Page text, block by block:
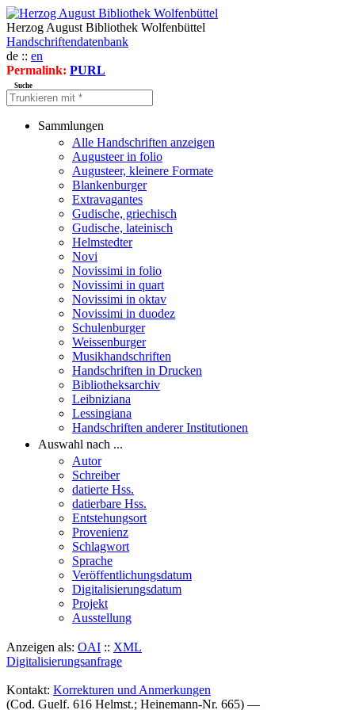
Herzog August Bibliothek Wolfenbüttel
Handschriftendatenbank
de :: en
Permalink: PURL
Suche
Sammlungen
Alle Handschriften anzeigen
Augusteer in folio
Augusteer, kleinere Formate
Blankenburger
Extravagantes
Gudische, griechisch
Gudische, lateinisch
Helmstedter
Novi
Novissimi in folio
Novissimi in quart
Novissimi in oktav
Novissimi in duodez
Schulenburger
Weissenburger
Musikhandschriften
Handschriften in Drucken
Bibliotheksarchiv
Leibniziana
Lessingiana
Handschriften anderer Institutionen
Auswahl nach ...
Autor
Schreiber
datierte Hss.
datierbare Hss.
Entstehungsort
Provenienz
Schlagwort
Sprache
Veröffentlichungsdatum
Digitalisierungsdatum
Projekt
Ausstellung
Anzeigen als: OAI :: XML
Digitalisierungsanfrage
Kontakt: Korrekturen und Anmerkungen
(Cod. Guelf. 616 Helmst.; Heinemann-Nr. 665) —